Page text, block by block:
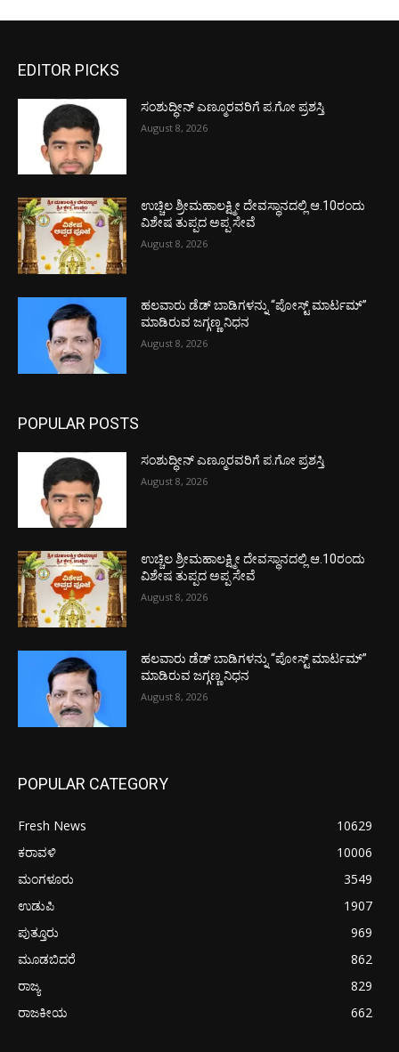
EDITOR PICKS
ಸಂಶುದ್ಧೀನ್ ಎಣ್ಮೂರವರಿಗೆ ಪ.ಗೋ ಪ್ರಶಸ್ತಿ
August 8, 2026
ಉಚ್ಚಿಲ ಶ್ರೀಮಹಾಲಕ್ಷ್ಮೀ ದೇವಸ್ಥಾನದಲ್ಲಿ ಆ.10ರಂದು
ವಿಶೇಷ ತುಪ್ಪದ ಅಪ್ಪ ಸೇವೆ
August 8, 2026
ಹಲವಾರು ಡೆಡ್ ಬಾಡಿಗಳನ್ನು “ಪೋಸ್ಟ್ ಮಾರ್ಟಮ್”
ಮಾಡಿರುವ ಜಗ್ಗಣ್ಣ ನಿಧನ
August 8, 2026
POPULAR POSTS
ಸಂಶುದ್ಧೀನ್ ಎಣ್ಮೂರವರಿಗೆ ಪ.ಗೋ ಪ್ರಶಸ್ತಿ
August 8, 2026
ಉಚ್ಚಿಲ ಶ್ರೀಮಹಾಲಕ್ಷ್ಮೀ ದೇವಸ್ಥಾನದಲ್ಲಿ ಆ.10ರಂದು
ವಿಶೇಷ ತುಪ್ಪದ ಅಪ್ಪ ಸೇವೆ
August 8, 2026
ಹಲವಾರು ಡೆಡ್ ಬಾಡಿಗಳನ್ನು “ಪೋಸ್ಟ್ ಮಾರ್ಟಮ್”
ಮಾಡಿರುವ ಜಗ್ಗಣ್ಣ ನಿಧನ
August 8, 2026
POPULAR CATEGORY
Fresh News
10629
ಕರಾವಳಿ
10006
ಮಂಗಳೂರು
3549
ಉಡುಪಿ
1907
ಪುತ್ತೂರು
969
ಮೂಡಬಿದರೆ
862
ರಾಜ್ಯ
829
ರಾಜಕೀಯ
662